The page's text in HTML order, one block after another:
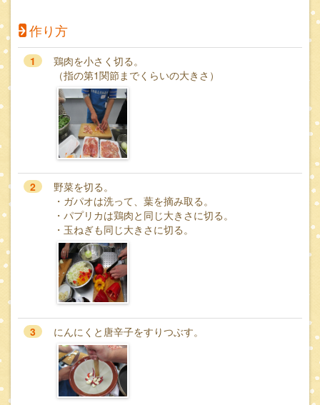
作り方
1
鶏肉を小さく切る。
（指の第1関節までくらいの大きさ）
2
野菜を切る。
・ガパオは洗って、葉を摘み取る。
・パプリカは鶏肉と同じ大きさに切る。
・玉ねぎも同じ大きさに切る。
3 にんにくと唐辛子をすりつぶす。